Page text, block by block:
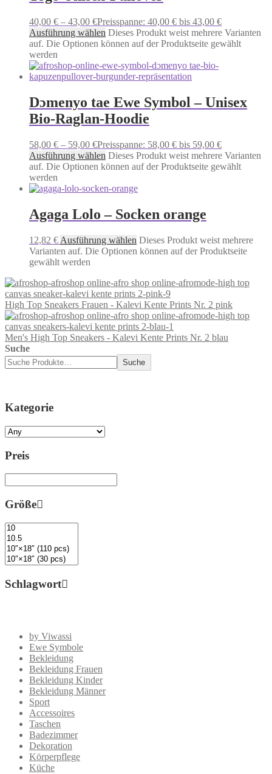
40,00 € – 43,00 €Preisspanne: 40,00 € bis 43,00 €
Ausführung wählen Dieses Produkt weist mehrere Varianten
auf. Die Optionen können auf der Produktseite gewählt
werden
Dɔmenyo tae Ewe Symbol – Unisex
Bio-Raglan-Hoodie
58,00 € – 59,00 €Preisspanne: 58,00 € bis 59,00 €
Ausführung wählen Dieses Produkt weist mehrere Varianten
auf. Die Optionen können auf der Produktseite gewählt
werden
Agaga Lolo – Socken orange
12,82 € Ausführung wählen Dieses Produkt weist mehrere
Varianten auf. Die Optionen können auf der Produktseite
gewählt werden
High Top Sneakers Frauen - Kalevi Kente Prints Nr. 2 pink
Men's High Top Sneakers - Kalevi Kente Prints Nr. 2 blau
Suche
Suche
Kategorie
Preis
Größe
Schlagwort
by Viwassi
Ewe Symbole
Bekleidung
Bekleidung Frauen
Bekleidung Kinder
Bekleidung Männer
Sport
Accessoires
Taschen
Badezimmer
Dekoration
Körperpflege
Küche